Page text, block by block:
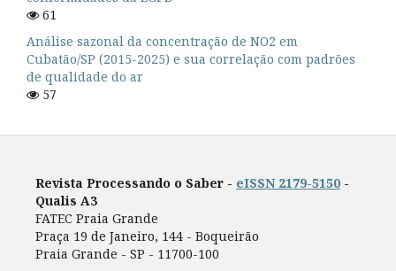
61
Análise sazonal da concentração de NO2 em
Cubatão/SP (2015-2025) e sua correlação com padrões
de qualidade do ar
57
Revista Processando o Saber - eISSN 2179-5150 -
Qualis A3
FATEC Praia Grande
Praça 19 de Janeiro, 144 - Boqueirão
Praia Grande - SP - 11700-100